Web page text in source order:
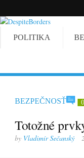
POLITIKA
BEZPEČNOSŤ 0
Totožné
by Vladimír Sečanský